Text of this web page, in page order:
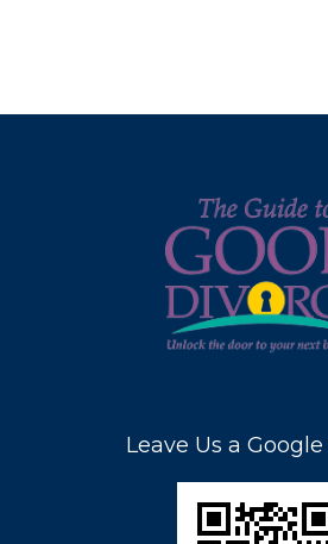
Leave Us a